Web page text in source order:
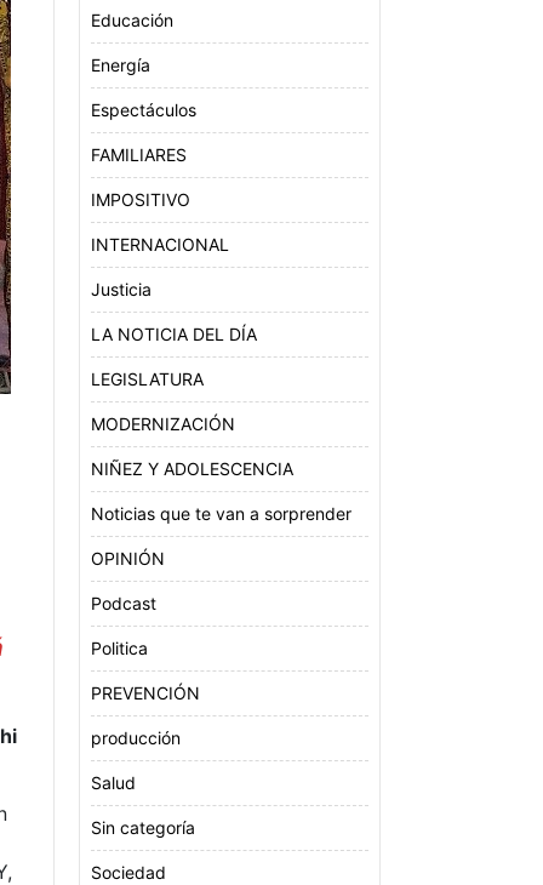
Educación
Energía
Espectáculos
FAMILIARES
IMPOSITIVO
INTERNACIONAL
Justicia
LA NOTICIA DEL DÍA
LEGISLATURA
MODERNIZACIÓN
NIÑEZ Y ADOLESCENCIA
Noticias que te van a sorprender
OPINIÓN
Podcast
Politica
PREVENCIÓN
producción
Salud
Sin categoría
Sociedad